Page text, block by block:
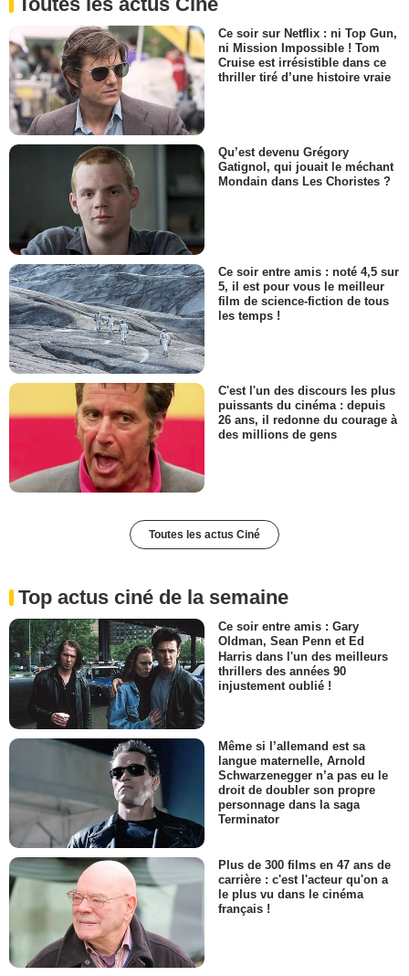
Ce soir sur Netflix : ni Top Gun,
ni Mission Impossible ! Tom
Cruise est irrésistible dans ce
thriller tiré d’une histoire vraie
Qu’est devenu Grégory
Gatignol, qui jouait le méchant
Mondain dans Les Choristes ?
Ce soir entre amis : noté 4,5 sur
5, il est pour vous le meilleur
film de science-fiction de tous
les temps !
C'est l'un des discours les plus
puissants du cinéma : depuis
26 ans, il redonne du courage à
des millions de gens
Toutes les actus Ciné
Top actus ciné de la semaine
Ce soir entre amis : Gary
Oldman, Sean Penn et Ed
Harris dans l'un des meilleurs
thrillers des années 90
injustement oublié !
Même si l’allemand est sa
langue maternelle, Arnold
Schwarzenegger n’a pas eu le
droit de doubler son propre
personnage dans la saga
Terminator
Plus de 300 films en 47 ans de
carrière : c'est l'acteur qu'on a
le plus vu dans le cinéma
français !